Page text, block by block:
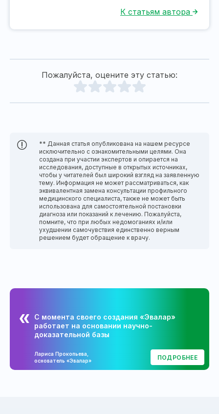
К статьям автора
Пожалуйста, оцените эту статью:
** Данная статья опубликована на нашем ресурсе
исключительно с ознакомительными целями. Она
создана при участии экспертов и опирается на
исследования, доступные в открытых источниках,
чтобы у читателей был широкий взгляд на заявленную
тему. Информация не может рассматриваться, как
эквивалентная замена консультации профильного
медицинского специалиста, также не может быть
использована для самостоятельной постановки
диагноза или показаний к лечению. Пожалуйста,
помните, что при любых недомоганиях и/или
ухудшении самочувствия единственно верным
решением будет обращение к врачу.
С момента своего создания «Эвалар»
работает на основании научно-
доказательной базы
Лариса Прокопьева,
основатель «Эвалар»
ПОДРОБНЕЕ